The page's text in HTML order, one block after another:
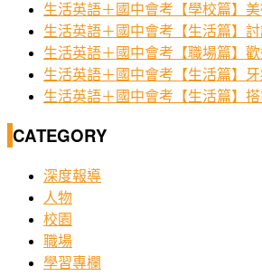
生活英語＋國中會考【學校篇】
生活英語＋國中會考【生活篇】
生活英語＋國中會考【職場篇】
生活英語＋國中會考【生活篇】牙
生活英語＋國中會考【生活篇】
CATEGORY
深度報導
人物
校園
職場
學習專欄